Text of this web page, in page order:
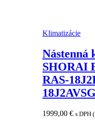
Klimatizácie
Nástenná
SHORAI
RAS-
1999,00 € s DPH (